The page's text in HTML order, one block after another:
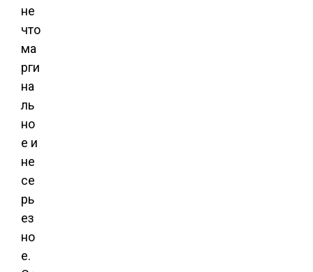
не
что
ма
рги
на
ль
но
е и
не
се
рь
ез
но
е.